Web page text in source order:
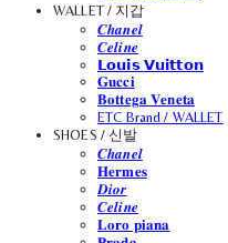
WALLET / 지갑
𝑪𝒉𝒂𝒏𝒆𝒍
𝑪𝒆𝒍𝒊𝒏𝒆
𝗟𝗼𝘂𝗶𝘀 𝗩𝘂𝗶𝘁𝘁𝗼𝗻
𝐆𝐮𝐜𝐜𝐢
𝐁𝐨𝐭𝐭𝐞𝐠𝐚 𝐕𝐞𝐧𝐞𝐭𝐚
ETC Brand / WALLET
SHOES / 신발
𝑪𝒉𝒂𝒏𝒆𝒍
𝐇𝐞𝐫𝐦𝐞𝐬
𝑫𝒊𝒐𝒓
𝑪𝒆𝒍𝒊𝒏𝒆
𝐋𝐨𝐫𝐨 𝐩𝐢𝐚𝐧𝐚